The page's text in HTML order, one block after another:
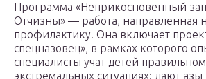
Программа «Неприкосновенный
Отчизны» — работа, направленная
профилактику. Она включает
спецназовец», в рамках которого
специалисты учат детей
экстремальных ситуациях: дают